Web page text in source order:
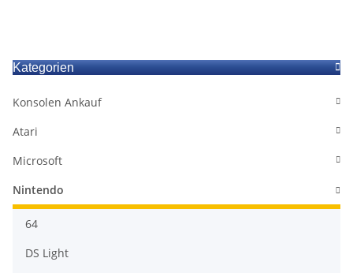
Kategorien
Konsolen Ankauf
Atari
Microsoft
Nintendo
64
DS Light